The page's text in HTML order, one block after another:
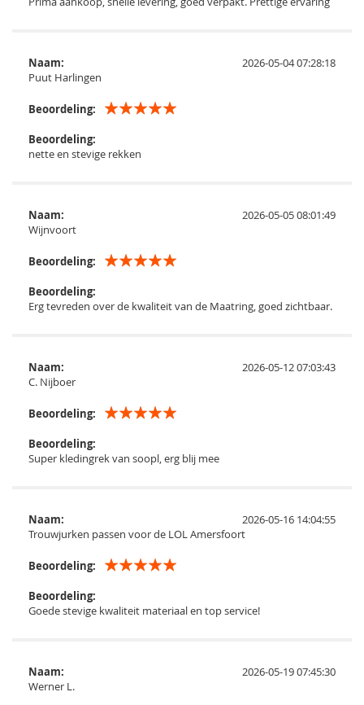
2026-05-04 07:28:18
Naam:
Puut Harlingen
Beoordeling:
Beoordeling:
nette en stevige rekken
2026-05-05 08:01:49
Naam:
Wijnvoort
Beoordeling:
Beoordeling:
Erg tevreden over de kwaliteit van de Maatring, goed zichtbaar.
2026-05-12 07:03:43
Naam:
C. Nijboer
Beoordeling:
Beoordeling:
Super kledingrek van soopl, erg blij mee
2026-05-16 14:04:55
Naam:
Trouwjurken passen voor de LOL Amersfoort
Beoordeling:
Beoordeling:
Goede stevige kwaliteit materiaal en top service!
2026-05-19 07:45:30
Naam:
Werner L.